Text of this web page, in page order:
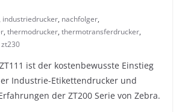
industriedrucker, nachfolger,
, thermodrucker, thermotransferdrucker,
zt230
ist der kostenbewusste Einstieg
Industrie-Etikettendrucker und
der ZT200 Serie von Zebra.